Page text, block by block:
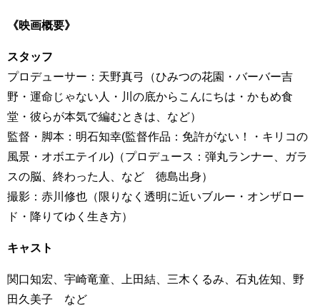
《映画概要》
スタッフ
プロデューサー：天野真弓（ひみつの花園・バーバー吉
野・運命じゃない人・川の底からこんにちは・かもめ食
堂・彼らが本気で編むときは、など）
監督・脚本：明石知幸(監督作品：免許がない！・キリコの
風景・オボエテイル)（プロデュース：弾丸ランナー、ガラ
スの脳、終わった人、など 徳島出身）
撮影：赤川修也（限りなく透明に近いブルー・オンザロー
ド・降りてゆく生き方）
キャスト
関口知宏、宇崎竜童、上田結、三木くるみ、石丸佐知、野
田久美子 など